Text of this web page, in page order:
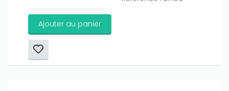
Ajouter au panier